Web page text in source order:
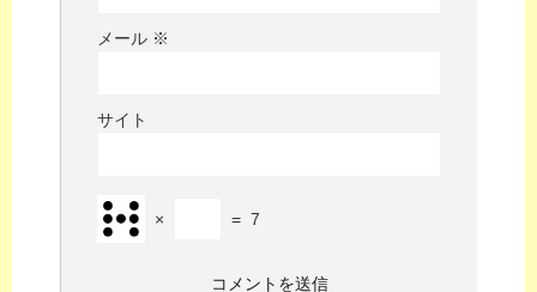
メール ※
サイト
× = 7